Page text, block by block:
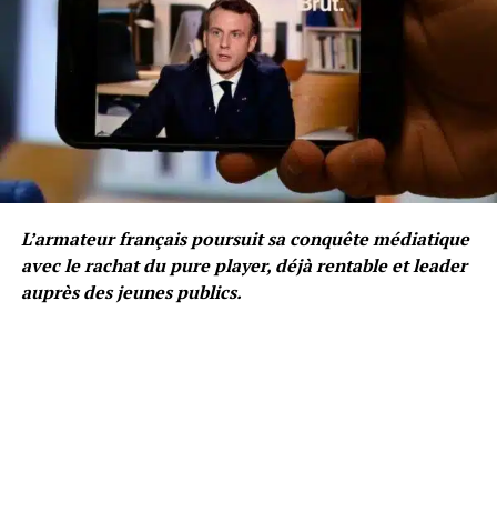
L’armateur français poursuit sa conquête médiatique
avec le rachat du pure player, déjà rentable et leader
auprès des jeunes publics.